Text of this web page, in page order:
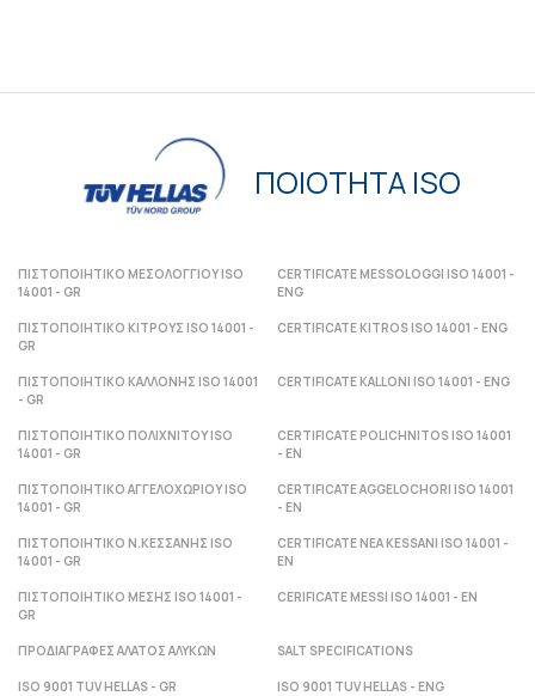
ΠΟΙΟΤΗΤΑ ISO
ΠΙΣΤΟΠΟΙΗΤΙΚΟ ΜΕΣΟΛΟΓΓΙΟΥ ISO
14001 - GR
CERTIFICATE MESSOLOGGI ISO 14001 -
ENG
ΠΙΣΤΟΠΟΙΗΤΙΚΟ ΚΙΤΡΟΥΣ ISO 14001 -
GR
CERTIFICATE KITROS ISO 14001 - ENG
ΠΙΣΤΟΠΟΙΗΤΙΚΟ ΚΑΛΛΟΝΗΣ ISO 14001
- GR
CERTIFICATE KALLONI ISO 14001 - ENG
ΠΙΣΤΟΠΟΙΗΤΙΚΟ ΠΟΛΙΧΝΙΤΟΥ ISO
14001 - GR
CERTIFICATE POLICHNITOS ISO 14001
- ΕΝ
ΠΙΣΤΟΠΟΙΗΤΙΚΟ ΑΓΓΕΛΟΧΩΡΙΟΥ ISO
14001 - GR
CERTIFICATE AGGELOCHORI ISO 14001
- ΕΝ
ΠΙΣΤΟΠΟΙΗΤΙΚΟ Ν.ΚΕΣΣΑΝΗΣ ISO
14001 - GR
CERTIFICATE NEA KESSANI ISO 14001 -
ΕΝ
ΠΙΣΤΟΠΟΙΗΤΙΚΟ ΜΕΣΗΣ ISO 14001 -
GR
CERIFICATE MESSI ISO 14001 - ΕΝ
ΠΡΟΔΙΑΓΡΑΦΕΣ ΑΛΑΤΟΣ ΑΛΥΚΩΝ SALT SPECIFICATIONS
ISO 9001 TUV HELLAS - GR ISO 9001 TUV HELLAS - ENG